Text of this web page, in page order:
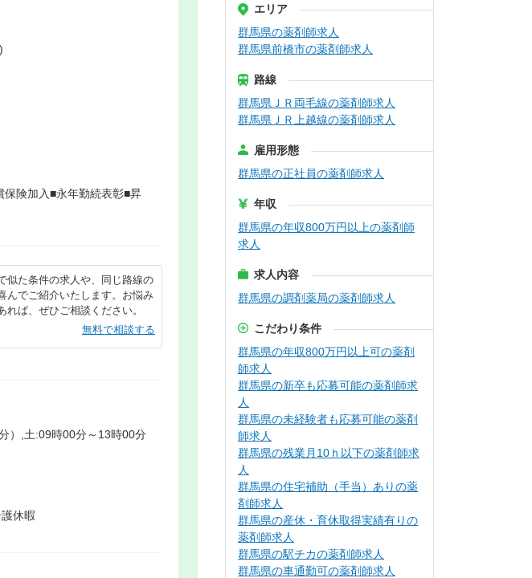
険加入■永年勤続表彰■昇
似た条件の求人や、同じ路線の
んでご紹介いたします。お悩み
れば、ぜひご相談ください。
無料で相談する
）,土:09時00分～13時00分
休暇
エリア
群馬県の薬剤師求人
群馬県前橋市の薬剤師求人
路線
群馬県ＪＲ両毛線の薬剤師求人
群馬県ＪＲ上越線の薬剤師求人
雇用形態
群馬県の正社員の薬剤師求人
年収
群馬県の年収800万円以上の薬剤師
求人
求人内容
群馬県の調剤薬局の薬剤師求人
こだわり条件
群馬県の年収800万円以上可の薬剤
師求人
群馬県の新卒も応募可能の薬剤師求
人
群馬県の未経験者も応募可能の薬剤
師求人
群馬県の残業月10ｈ以下の薬剤師求
人
群馬県の住宅補助（手当）ありの薬
剤師求人
群馬県の産休・育休取得実績有りの
薬剤師求人
群馬県の駅チカの薬剤師求人
群馬県の車通勤可の薬剤師求人